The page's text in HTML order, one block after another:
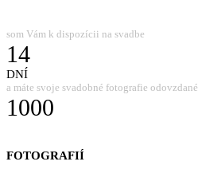
som Vám k dispozícii na svadbe
14
DNÍ
a máte svoje svadobné fotografie odovzdané
1000
FOTOGRAFIÍ